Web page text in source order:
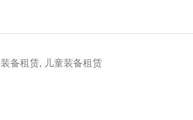
备租赁, 儿童装备租赁